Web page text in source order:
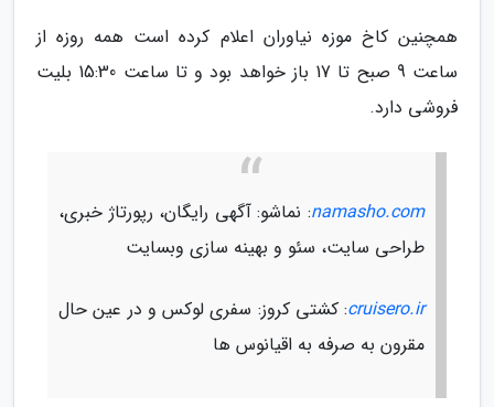
همچنین کاخ موزه نیاوران اعلام کرده است همه روزه از
ساعت 9 صبح تا 17 باز خواهد بود و تا ساعت 15:30 بلیت
فروشی دارد.
namasho.com: نماشو: آگهی رایگان، رپورتاژ خبری،
طراحی سایت، سئو و بهینه سازی وبسایت
cruisero.ir: کشتی کروز: سفری لوکس و در عین حال
مقرون به صرفه به اقیانوس ها